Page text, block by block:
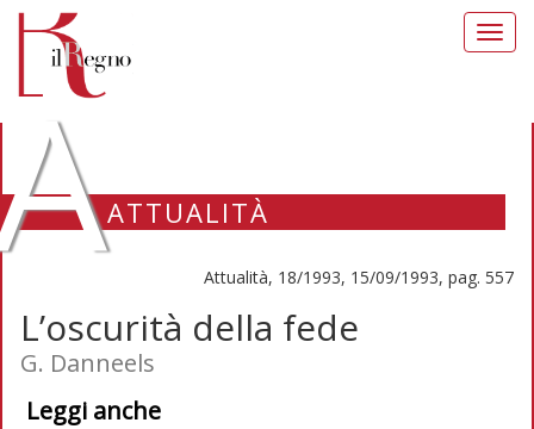
ATTUALITÀ
Attualità, 18/1993, 15/09/1993, pag. 557
L’oscurità della fede
G. Danneels
Leggi anche